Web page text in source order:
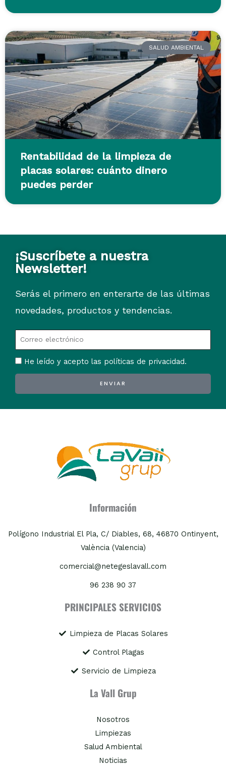
SALUD AMBIENTAL
Rentabilidad de la limpieza de
placas solares: cuánto dinero
puedes perder
¡Suscríbete a nuestra
Newsletter!
Serás el primero en enterarte de las últimas
novedades, productos y tendencias.
He leído y acepto las políticas de privacidad.
ENVIAR
Información
Polígono Industrial El Pla, C/ Diables, 68, 46870 Ontinyent,
València (Valencia)
comercial@netegeslavall.com
96 238 90 37
PRINCIPALES SERVICIOS
Limpieza de Placas Solares
Control Plagas
Servicio de Limpieza
La Vall Grup
Nosotros
Limpiezas
Salud Ambiental
Noticias